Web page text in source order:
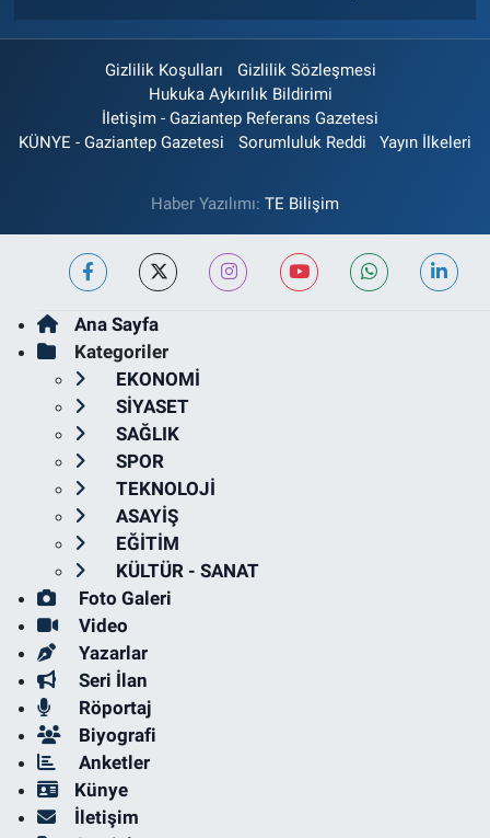
Gizlilik Koşulları
Gizlilik Sözleşmesi
Hukuka Aykırılık Bildirimi
İletişim - Gaziantep Referans Gazetesi
KÜNYE - Gaziantep Gazetesi
Sorumluluk Reddi Yayın İlkeleri
Haber Yazılımı: TE Bilişim
Ana Sayfa
Kategoriler
EKONOMİ
SİYASET
SAĞLIK
SPOR
TEKNOLOJİ
ASAYİŞ
EĞİTİM
KÜLTÜR - SANAT
Foto Galeri
Video
Yazarlar
Seri İlan
Röportaj
Biyografi
Anketler
Künye
İletişim